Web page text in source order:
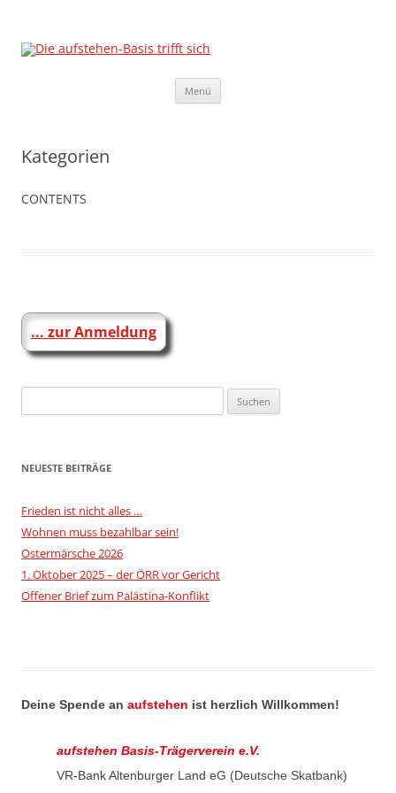
Menü
Kategorien
CONTENTS
... zur Anmeldung
nach:
NEUESTE BEITRÄGE
Frieden ist nicht alles …
Wohnen muss bezahlbar sein!
Ostermärsche 2026
1. Oktober 2025 – der ÖRR vor Gericht
Offener Brief zum Palästina-Konflikt
Deine Spende an aufstehen ist herzlich Willkommen!
aufstehen Basis-Trägerverein e.V.
VR-Bank Altenburger Land eG (Deutsche Skatbank)